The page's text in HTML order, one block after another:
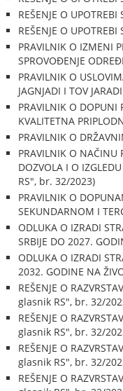
REŠENJE O
REŠENJE O
PRAVILNIK O IZMENI
SPROVOĐENJE
PRAVILNIK O
JAGNJADI I TOV
PRAVILNIK O DOPUNI
KVALITETNA
PRAVILNIK O
PRAVILNIK O NAČINU
DOZVOLA I O
RS", br. 32/2023)
PRAVILNIK O
SEKUNDARNOM I
ODLUKA O IZRADI
SRBIJE DO 2027.
ODLUKA O IZRADI
2032. GODINE NA
REŠENJE O
glasnik RS", br. 32/
REŠENJE O
glasnik RS", br. 32/
REŠENJE O
glasnik RS", br. 32/
REŠENJE O